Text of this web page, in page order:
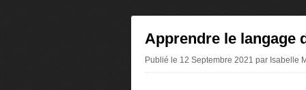
Apprendre le langage
Publié le 12 Septembre 2021 par Isabelle